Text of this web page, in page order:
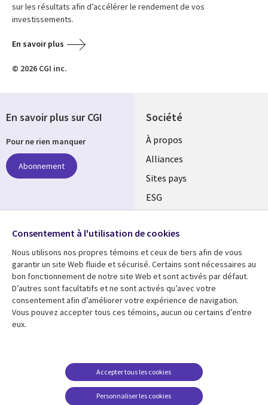
sur les résultats afin d’accélérer le rendement de vos
investissements.
En savoir plus
© 2026 CGI inc.
Société
À propos
Alliances
Sites pays
ESG
Fusions
Salle de presse
Ressources
Articles
Études de cas
Support
Restrictions et
conditions juridiques
Carrières FAQ
En savoir plus sur CGI
Pour ne rien manquer
Abonnement
Suivez-nous
Social
Media
Global
FR
Consentement à l'utilisation de cookies
Nous utilisons nos propres témoins et ceux de tiers afin de vous
garantir un site Web fluide et sécurisé. Certains sont nécessaires au
bon fonctionnement de notre site Web et sont activés par défaut.
D’autres sont facultatifs et ne sont activés qu’avec votre
consentement afin d’améliorer votre expérience de navigation.
Vous pouvez accepter tous ces témoins, aucun ou certains d’entre
eux.
Personnaliser les cookies
Accepter tous les cookies